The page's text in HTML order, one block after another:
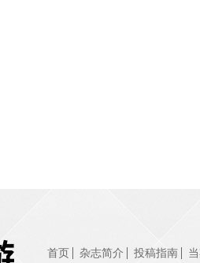
首页 杂志简介 投稿指南